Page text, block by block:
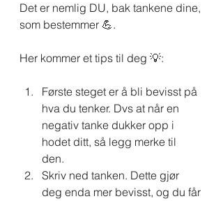
Det er nemlig DU, bak tankene dine,
som bestemmer 💪.
Her kommer et tips til deg 💡:
Første steget er å bli bevisst på
hva du tenker. Dvs at når en
negativ tanke dukker opp i
hodet ditt, så legg merke til
den.
Skriv ned tanken. Dette gjør
deg enda mer bevisst, og du får